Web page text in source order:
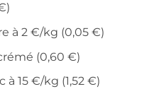
à 2 €/kg (0,05 €)
(0,60 €)
15 €/kg (1,52 €)